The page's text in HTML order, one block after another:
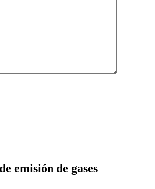
emisión de gases